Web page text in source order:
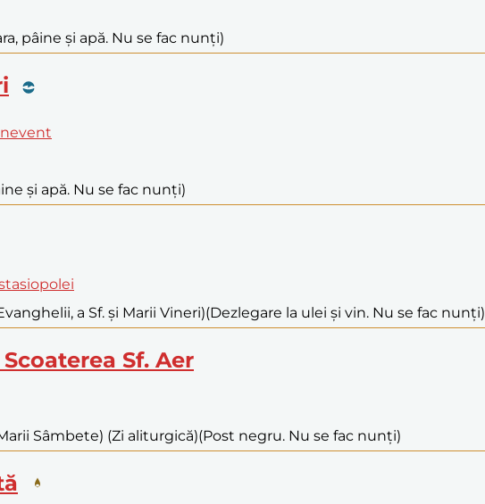
pâine și apă. Nu se fac nunți)
și apă. Nu se fac nunți)
a Sf. și Marii Vineri)(Dezlegare la ulei și vin. Nu se fac nunți)
Sf. Aer
Sâmbete) (Zi aliturgică)(Post negru. Nu se fac nunți)